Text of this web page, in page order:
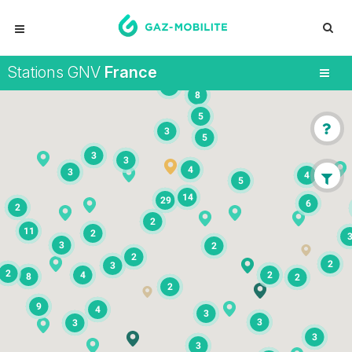
Stations GNV France
8
29
3
4
6
3
8
4
9
2
11
2
2
14
4
5
2
3
3
3
2
3
2
3
3
4
5
3 3
2
2
3
3
2
2
5